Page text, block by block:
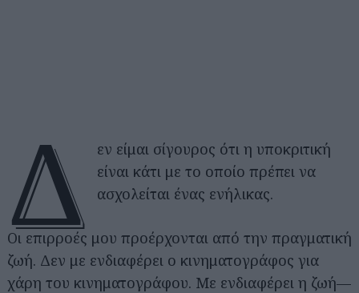
Δ
εν είμαι σίγουρος ότι η υποκριτική
είναι κάτι με το οποίο πρέπει να
ασχολείται ένας ενήλικας.
Οι επιρροές μου προέρχονται από την πραγματική
ζωή. Δεν με ενδιαφέρει ο κινηματογράφος για
χάρη του κινηματογράφου. Με ενδιαφέρει η ζωή—